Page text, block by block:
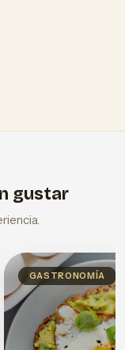
gustar
GASTRONOMÍA